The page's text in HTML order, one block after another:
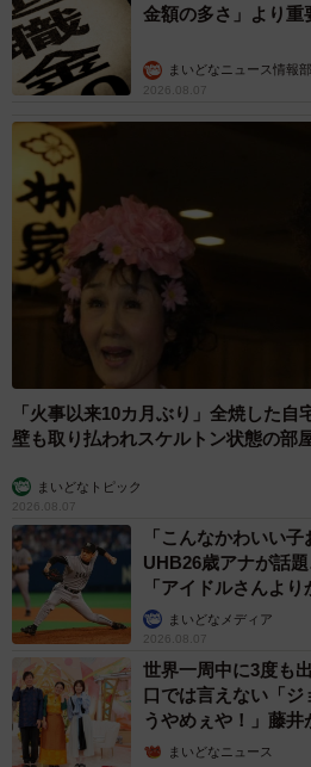
金額の多さ」より重
まいどなニュース情報部
2026.08.07
「火事以来10カ月ぶり」全焼した
壁も取り払われスケルトン状態の部
まいどなトピック
2026.08.07
「こんなかわいい
UHB26歳アナが話
「アイドルさんよ
か」まいどなメディア
2026.08.07
世界一周中に3度も
口では言えない「
うやめぇや！」藤
ん】まいどなニュース